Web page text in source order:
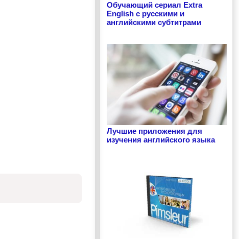
Обучающий сериал Extra
English с русскими и
английскими субтитрами
Лучшие приложения для
изучения английского языка